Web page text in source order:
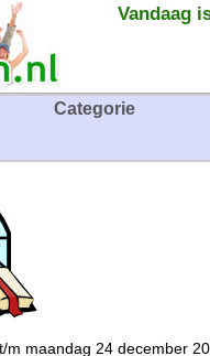
Vandaag
Categorie
m maandag 24 december